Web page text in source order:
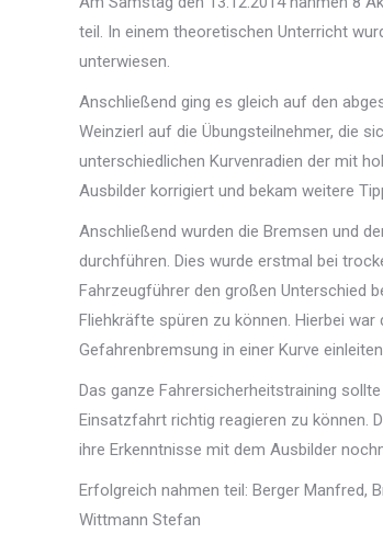
teil. In einem theoretischen Unterricht
unterwiesen.
Anschließend ging es gleich auf den
Weinzierl auf die Übungsteilnehmer, die
unterschiedlichen Kurvenradien der mit
Ausbilder korrigiert und bekam weitere
Anschließend wurden die Bremsen und
durchführen. Dies wurde erstmal bei
Fahrzeugführer den großen Unterschied
Fliehkräfte spüren zu können. Hierbei
Gefahrenbremsung in einer Kurve
Das ganze Fahrersicherheitstraining
Einsatzfahrt richtig reagieren zu können.
ihre Erkenntnisse mit dem Ausbilder
Erfolgreich nahmen teil: Berger Manfred,
Wittmann Stefan